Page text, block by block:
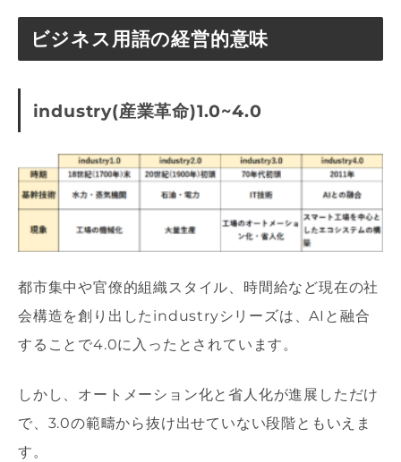
ビジネス用語の経営的意味
industry(産業革命)1.0~4.0
都市集中や官僚的組織スタイル、時間給など現在の社
会構造を創り出したindustryシリーズは、AIと融合
することで4.0に入ったとされています。
しかし、オートメーション化と省人化が進展しただけ
で、3.0の範疇から抜け出せていない段階ともいえま
す。